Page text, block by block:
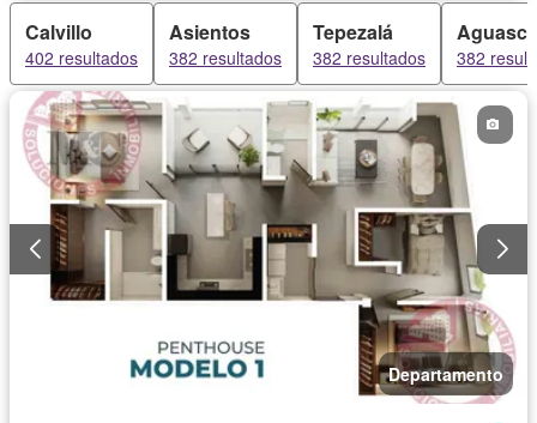
Calvillo
402 resultados
Asientos
382 resultados
Tepezalá
382 resultados 382
Departamento